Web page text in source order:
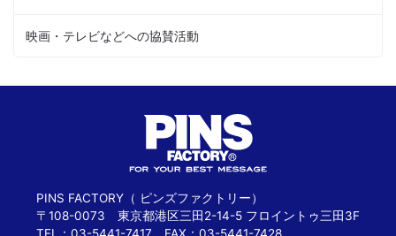
映画・テレビなどへの協賛活動
PINS FACTORY（ ピンズファクトリー）
〒108-0073 東京都港区三田2-14-5 フロイントゥ三田3F